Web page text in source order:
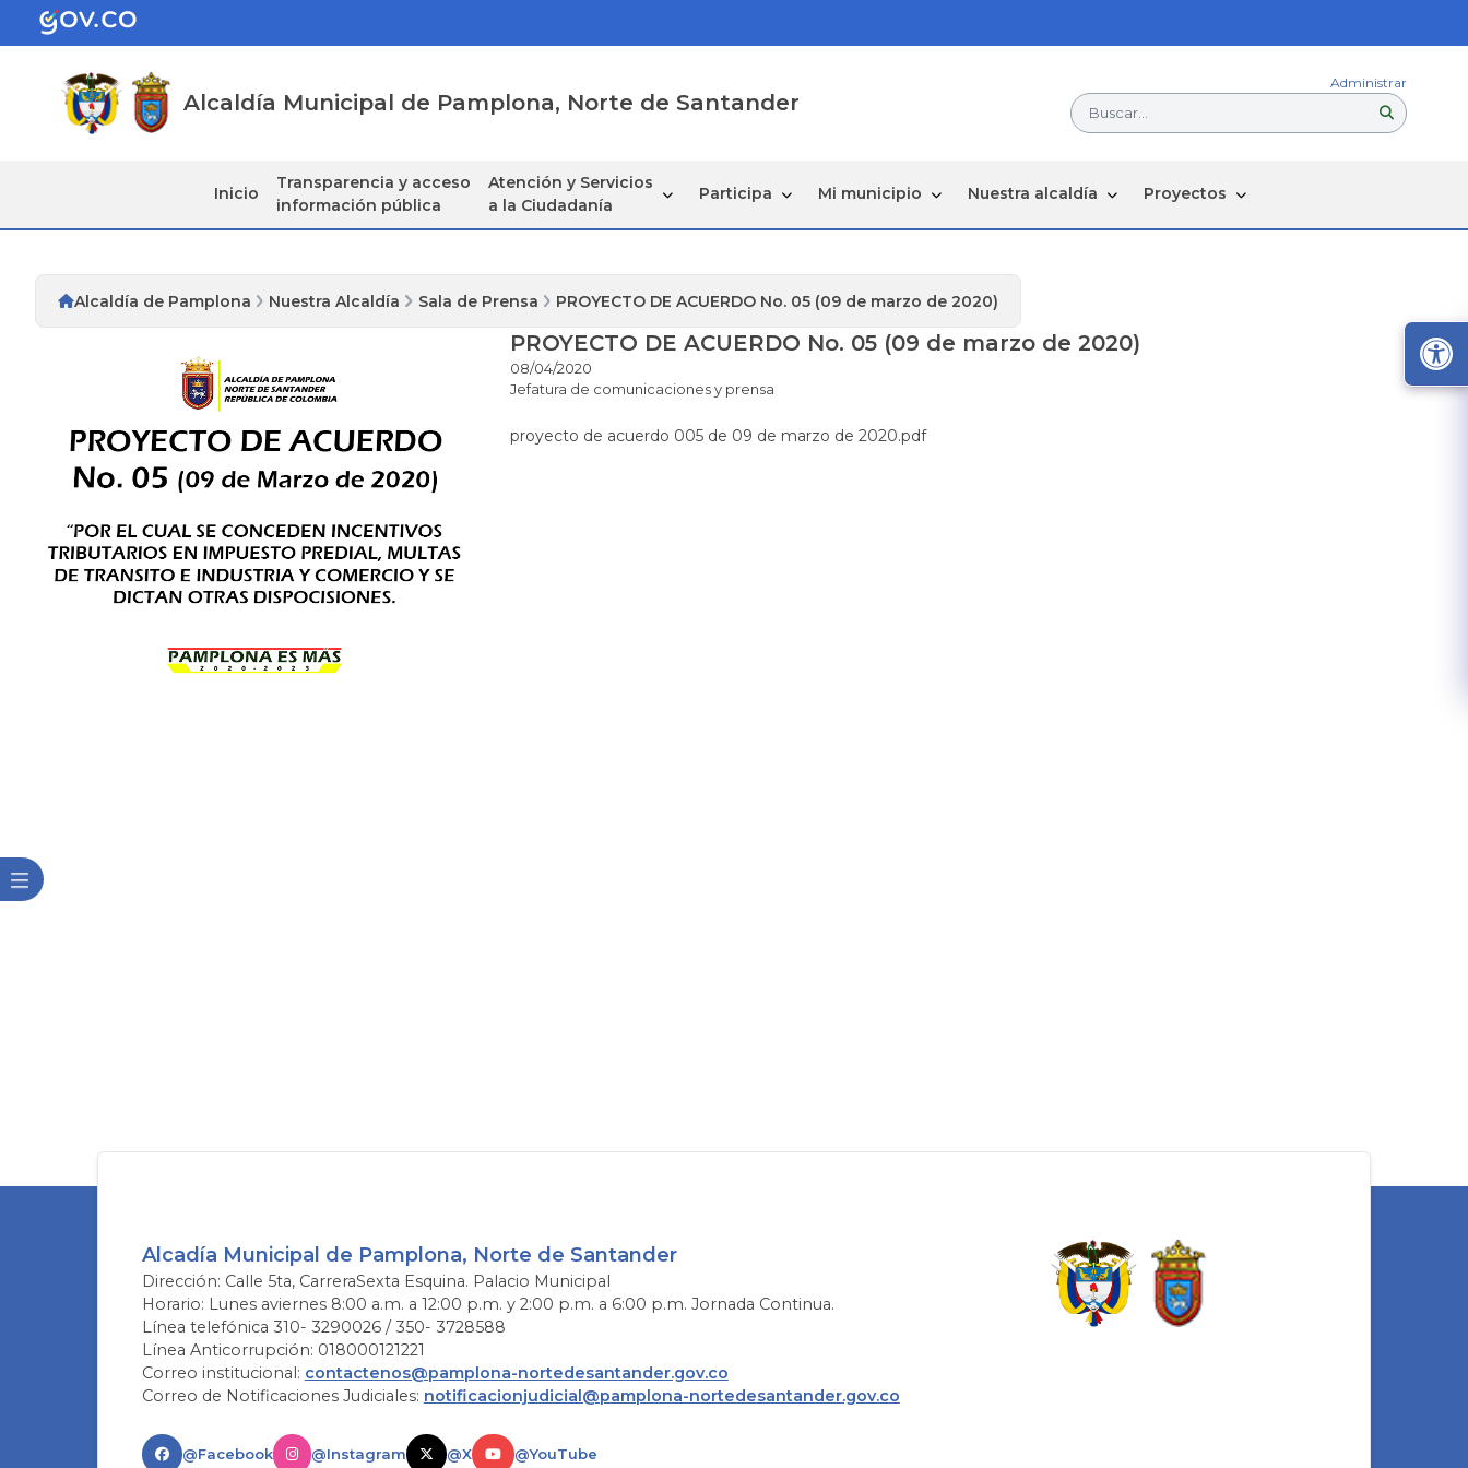
Alcaldía Municipal de Pamplona, Norte de Santander
Administrar
Buscar...
Inicio
Transparencia y acceso
información pública
Atención y Servicios
a la Ciudadanía
Participa Mi municipio Nuestra alcaldía Proyectos
Alcaldía de Pamplona Nuestra Alcaldía Sala de Prensa PROYECTO DE ACUERDO No. 05 (09 de marzo de 2020)
PROYECTO DE ACUERDO No. 05 (09 de marzo de 2020)
08/04/2020
Jefatura de comunicaciones y prensa
proyecto de acuerdo 005 de 09 de marzo de 2020.pdf
Alcadía Municipal de Pamplona, Norte de Santander
Dirección: Calle 5ta, CarreraSexta Esquina. Palacio Municipal
Horario: Lunes aviernes 8:00 a.m. a 12:00 p.m. y 2:00 p.m. a 6:00 p.m. Jornada Continua.
Línea telefónica 310- 3290026 / 350- 3728588
Línea Anticorrupción: 018000121221
Correo institucional: contactenos@pamplona-nortedesantander.gov.co
Correo de Notificaciones Judiciales: notificacionjudicial@pamplona-nortedesantander.gov.co
@Facebook @Instagram @X @YouTube